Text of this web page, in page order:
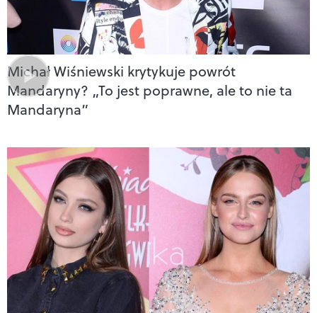
Michał Wiśniewski krytykuje powrót
Mandaryny? „To jest poprawne, ale to nie ta
Mandaryna”